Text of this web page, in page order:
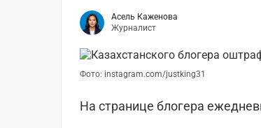
Асель Каженова
Журналист
Фото: instagram.com/justking31
На странице блогера